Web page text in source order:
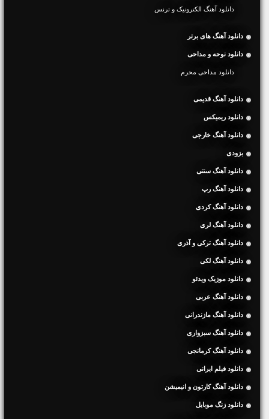
دانلود آهنگ الکترونیک و ترنس
دانلود آهنگ های برتر
دانلود نوحه و مداحی
دانلود مداحی محرم
دانلود آهنگ قدیمی
دانلود ریمیکس
دانلود آهنگ خارجی
بزودی
دانلود آهنگ سنتی
دانلود آهنگ رپ
دانلود آهنگ کردی
دانلود آهنگ لری
دانلود آهنگ ترکی و آذری
دانلود آهنگ لکی
دانلود موزیک ویدئو
دانلود آهنگ عربی
دانلود آهنگ مازندرانی
دانلود آهنگ سبزواری
دانلود آهنگ کرمانجی
دانلود فیلم ایرانی
دانلود آهنگ کارتون و انیمیشن
دانلود زنگ موبایل